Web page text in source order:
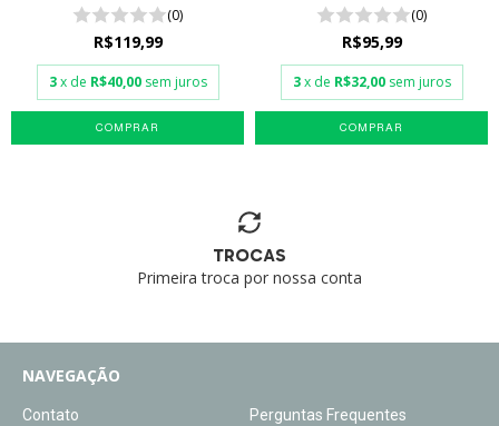
(0)
R$119,99
3 x de R$40,00 sem juros
COMPRAR
(0)
R$95,99
3 x de R$32,00 sem juros
TROCAS
Primeira troca por nossa conta
NAVEGAÇÃO
Contato Perguntas Frequentes